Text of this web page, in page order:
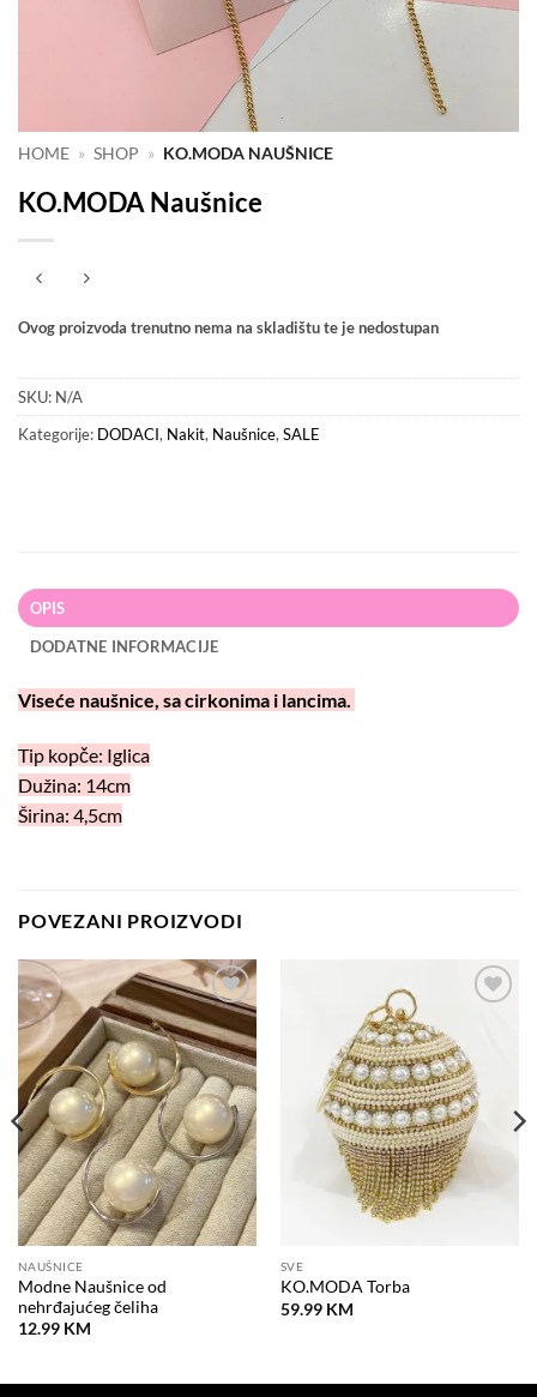
HOME » SHOP » KO.MODA NAUŠNICE
KO.MODA Naušnice
Ovog proizvoda trenutno nema na skladištu te je nedostupan
SKU: N/A
Kategorije: DODACI, Nakit, Naušnice, SALE
OPIS
DODATNE INFORMACIJE
Viseće naušnice, sa cirkonima i lancima.
Tip kopče: Iglica
Dužina: 14cm
Širina: 4,5cm
POVEZANI PROIZVODI
Dodaj
na
listu
želja
NAUŠNICE
Modne Naušnice od
nehrđajućeg čeliha
12.99 KM
želja
SVE
KO.MODA Torba
59.99 KM